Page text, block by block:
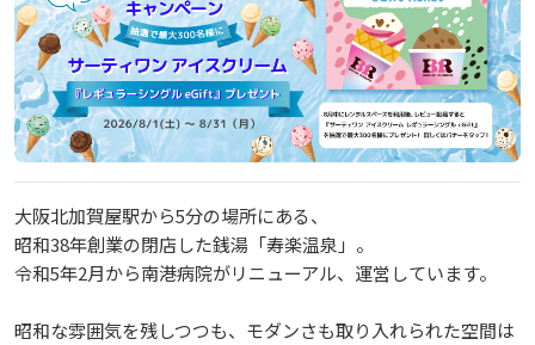
大阪北加賀屋駅から5分の場所にある、
昭和38年創業の閉店した銭湯「寿楽温泉」。
令和5年2月から南港病院がリニューアル、運営しています。
昭和な雰囲気を残しつつも、モダンさも取り入れられた空間は